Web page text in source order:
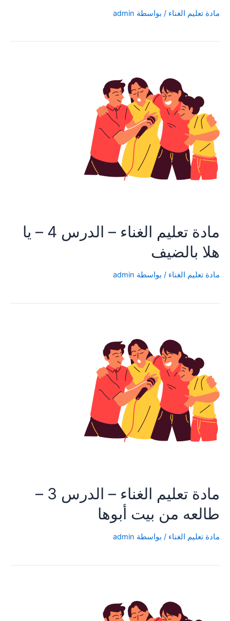
مادة تعليم الغناء / بواسطة admin
مادة تعليم الغناء – الدرس 4 – يا
هلا بالضيف
مادة تعليم الغناء / بواسطة admin
مادة تعليم الغناء – الدرس 3 –
طالعه من بيت أبوها
مادة تعليم الغناء / بواسطة admin